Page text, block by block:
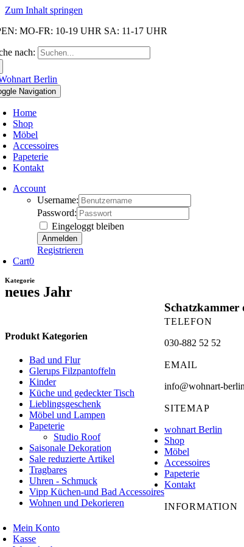
Zum Inhalt springen
MO-FR: 10-19 UHR SA: 11-17 UHR
nach:
Navigation
Home
Shop
Möbel
Accessoires
Papeterie
Kontakt
Account
Username:
Password:
Eingeloggt bleiben
Registrieren
Cart0
Kategorie
neues Jahr
Produkt Kategorien
Bad und Flur
Glerups Filzpantoffeln
Kinder
Küche und gedeckter Tisch
Lieblingsgeschenk
Möbel und Lampen
Papeterie
Studio Roof
Saisonale Dekoration
Sale reduzierte Artikel
Tragbares
Uhren - Schmuck
Vipp Küchen-und Bad Accessoires
Wohnen und Dekorieren
Schatzkammer
TELEFON
030-882 52 52
EMAIL
info@wohnart-
SITEMAP
wohnart Berlin
Shop
Möbel
Accessoires
Papeterie
Kontakt
INFORMATION
Mein Konto
Kasse